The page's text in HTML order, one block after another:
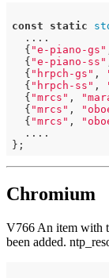
const static
  ....
  {
"e-piano-gs"
  {
"e-piano-ss"
  {
"hrpch-gs" ,
  {
"hrpch-ss" ,
  {
"mrcs" ,
  {
"mrcs" ,
  {
"mrcs" ,
  ....
Chromium
V766 An item with
been added.